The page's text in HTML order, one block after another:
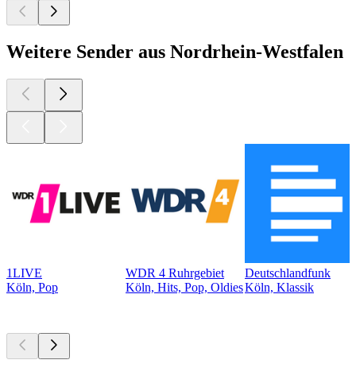
Weitere Sender aus Nordrhein-Westfalen
1LIVE
Köln, Pop
WDR 4 Ruhrgebiet
Köln, Hits, Pop, Oldies
Deutschlandfunk
Köln, Klassik